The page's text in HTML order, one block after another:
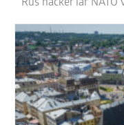
Rus hacker’lar